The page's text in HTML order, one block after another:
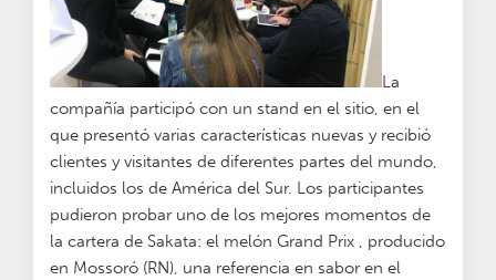
La
compañía participó con un stand en el sitio, en el
que presentó varias características nuevas y recibió
clientes y visitantes de diferentes partes del mundo,
incluidos los de América del Sur. Los participantes
pudieron probar uno de los mejores momentos de
la cartera de Sakata: el melón Grand Prix , producido
en Mossoró (RN), una referencia en sabor en el